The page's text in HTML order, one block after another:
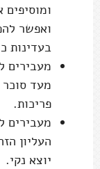
ואפשר
בעדינות
מעבירים
מעד
פריכות.
העליון
יוצא נקי.